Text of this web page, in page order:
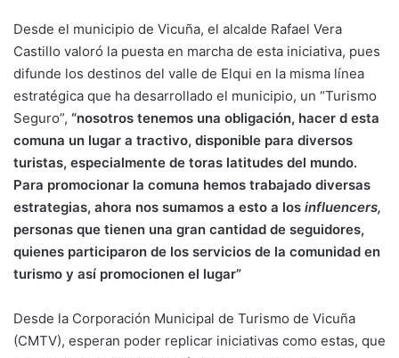
Desde el municipio de Vicuña, el alcalde Rafael Vera
Castillo valoró la puesta en marcha de esta iniciativa, pues
difunde los destinos del valle de Elqui en la misma línea
estratégica que ha desarrollado el municipio, un “Turismo
Seguro”, “nosotros tenemos una obligación, hacer d esta
comuna un lugar a tractivo, disponible para diversos
turistas, especialmente de toras latitudes del mundo.
Para promocionar la comuna hemos trabajado diversas
estrategias, ahora nos sumamos a esto a los influencers,
personas que tienen una gran cantidad de seguidores,
quienes participaron de los servicios de la comunidad en
turismo y así promocionen el lugar”
Desde la Corporación Municipal de Turismo de Vicuña
(CMTV), esperan poder replicar iniciativas como estas, que